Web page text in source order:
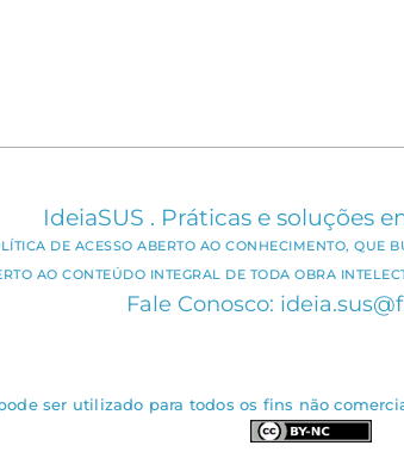
IdeiaSUS . Práticas e soluções
DE ACESSO ABERTO AO CONHECIMENTO, QUE
AO CONTEÚDO INTEGRAL DE TODA OBRA
Fale Conosco:
ser utilizado para todos os fins não